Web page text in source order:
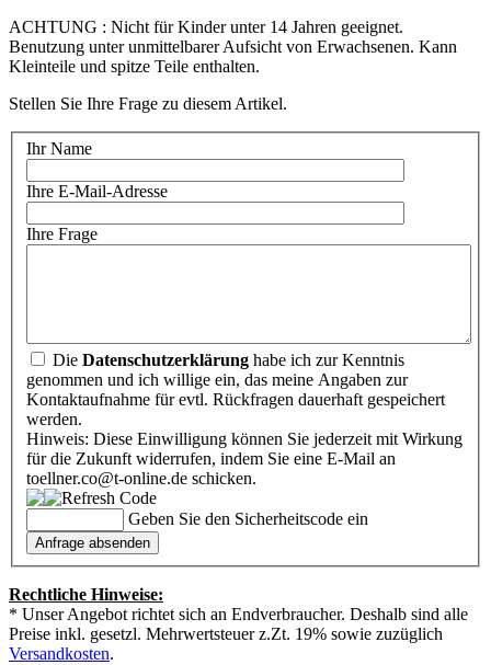
ACHTUNG : Nicht für Kinder unter 14 Jahren geeignet.
Benutzung unter unmittelbarer Aufsicht von Erwachsenen. Kann
Kleinteile und spitze Teile enthalten.
Stellen Sie Ihre Frage zu diesem Artikel.
Ihr Name
Ihre E-Mail-Adresse
Ihre Frage
Die Datenschutzerklärung habe ich zur Kenntnis
genommen und ich willige ein, das meine Angaben zur
Kontaktaufnahme für evtl. Rückfragen dauerhaft gespeichert
werden.
Hinweis: Diese Einwilligung können Sie jederzeit mit Wirkung
für die Zukunft widerrufen, indem Sie eine E-Mail an
toellner.co@t-online.de schicken.
Geben Sie den Sicherheitscode ein
Rechtliche Hinweise:
* Unser Angebot richtet sich an Endverbraucher. Deshalb sind alle
Preise inkl. gesetzl. Mehrwertsteuer z.Zt. 19% sowie zuzüglich
Versandkosten.